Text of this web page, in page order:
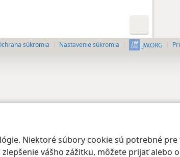
Niektoré súbory cookie sú potrebné
vášho zážitku, môžete prijať alebo
súkromia Nastavenie súkromia JW.ORG